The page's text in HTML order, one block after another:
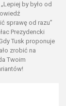
by było od
sprawę od razu”
Prezydencki
Tusk proponuje
zrobić na
Twoim